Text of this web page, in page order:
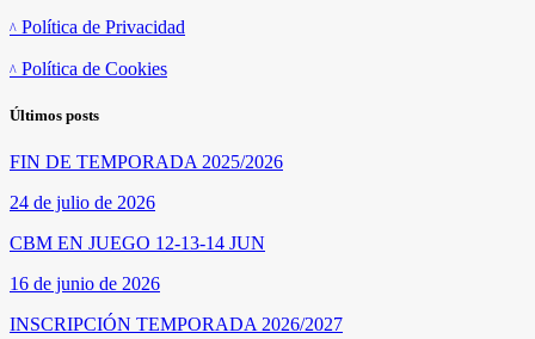
Política de Privacidad
Política de Cookies
Últimos posts
FIN DE TEMPORADA 2025/2026
24 de julio de 2026
CBM EN JUEGO 12-13-14 JUN
16 de junio de 2026
INSCRIPCIÓN TEMPORADA 2026/2027